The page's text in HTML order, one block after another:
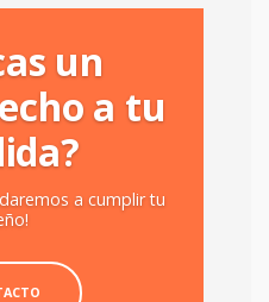
un
a tu
a cumplir tu